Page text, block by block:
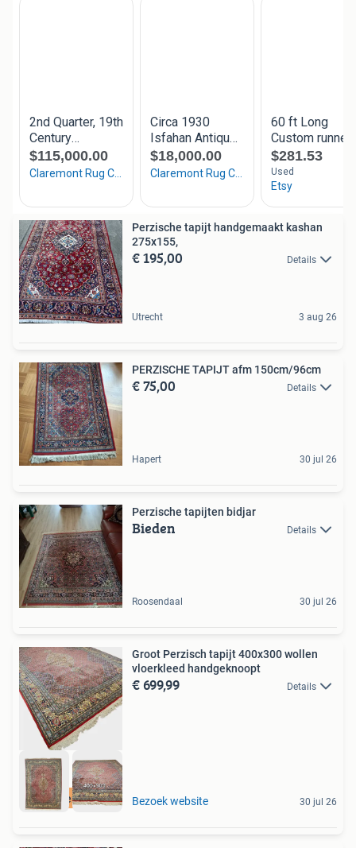
Perzische tapijt handgemaakt kashan
275x155,
€ 195,00 Details
Utrecht 3 aug 26
PERZISCHE TAPIJT afm 150cm/96cm
€ 75,00 Details
Hapert 30 jul 26
Perzische tapijten bidjar
Bieden Details
Roosendaal 30 jul 26
Gratis verzending
Groot Perzisch tapijt 400x300 wollen
vloerkleed handgeknoopt
€ 699,99 Details
Bezoek website 30 jul 26